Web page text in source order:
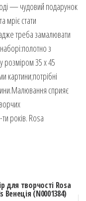
— чудовий подарунок
мріє стати
треба замалювати
з
розміром 35 х 45
картини;потрібні
сприяє
років. Rosa
для творчості Rosa
Венеція (N0001384)